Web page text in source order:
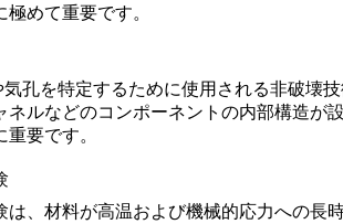
めて重要です。
孔を特定するために使用される非破壊
ネルなどのコンポーネントの内部構造が
要です。
は、材料が高温および機械的応力への長